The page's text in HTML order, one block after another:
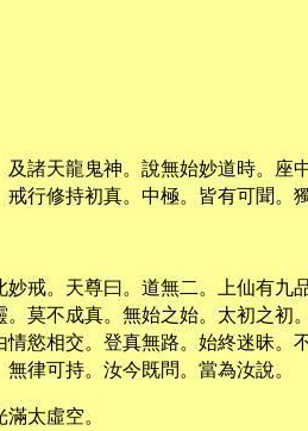
諸天龍鬼神。說無始妙道時。
行修持初真。中極。皆有可聞。
戒。天尊曰。道無二。上仙有
莫不成真。無始之始。太初之
慾相交。登真無路。始終迷昧
律可持。汝今既問。當為汝說。
太虛空。